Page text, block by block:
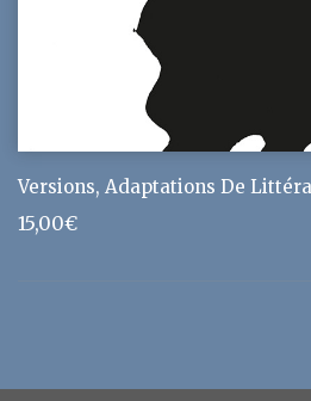
Versions, Adaptations De
15,00€